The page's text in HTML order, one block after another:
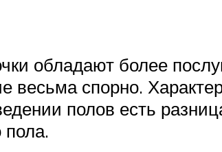
обладают более
весьма спорно.
полов есть
пола.